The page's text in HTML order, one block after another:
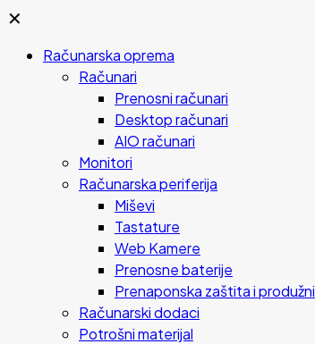
✕
Računarska oprema
Računari
Prenosni računari
Desktop računari
AIO računari
Monitori
Računarska periferija
Miševi
Tastature
Web Kamere
Prenosne baterije
Prenaponska zaštita i produžni
Računarski dodaci
Potrošni materijal